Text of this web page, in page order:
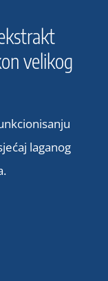
velikog
laganog